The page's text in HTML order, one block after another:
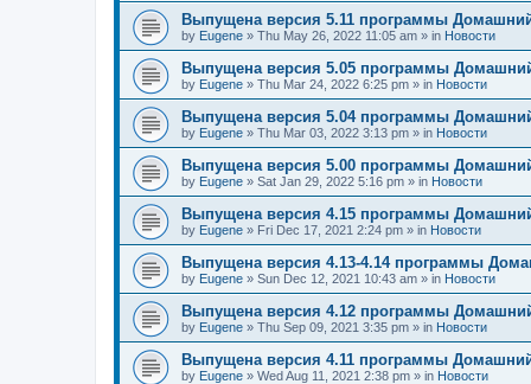
Выпущена версия 5.11 программы
by Eugene » Thu May 26, 2022 11:05 am » in Новости
Выпущена версия 5.05 программы
by Eugene » Thu Mar 24, 2022 6:25 pm » in Новости
Выпущена версия 5.04 программы
by Eugene » Thu Mar 03, 2022 3:13 pm » in Новости
Выпущена версия 5.00 программы
by Eugene » Sat Jan 29, 2022 5:16 pm » in Новости
Выпущена версия 4.15 программы
by Eugene » Fri Dec 17, 2021 2:24 pm » in Новости
Выпущена версия 4.13-4.14 программы
by Eugene » Sun Dec 12, 2021 10:43 am » in Новости
Выпущена версия 4.12 программы
by Eugene » Thu Sep 09, 2021 3:35 pm » in Новости
Выпущена версия 4.11 программы
by Eugene » Wed Aug 11, 2021 2:38 pm » in Новости